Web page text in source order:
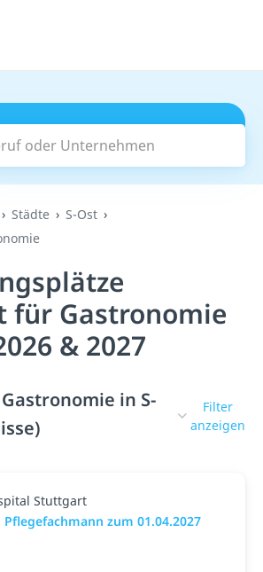
oder Unternehmen
Suchen
Städte
S-Ost
für Gastronomie
& 2027
in S-
Filter
anzeigen
Stuttgart
zum 01.04.2027